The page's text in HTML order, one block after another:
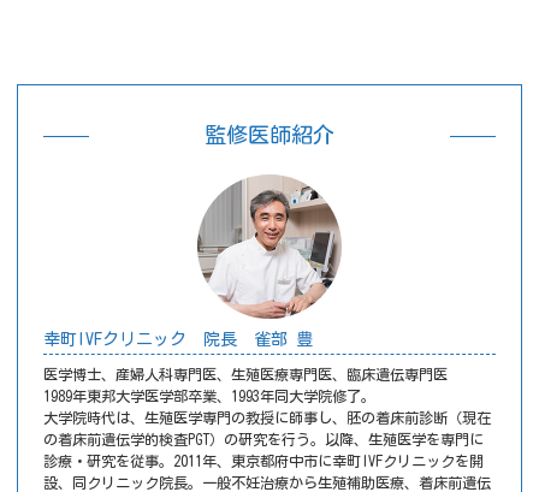
監修医師紹介
幸町IVFクリニック 院長 雀部 豊
医学博士、産婦人科専門医、生殖医療専門医、臨床遺伝専門医
1989年東邦大学医学部卒業、1993年同大学院修了。
大学院時代は、生殖医学専門の教授に師事し、胚の着床前診断（現在
の着床前遺伝学的検査PGT）の研究を行う。以降、生殖医学を専門に
診療・研究を従事。2011年、東京都府中市に幸町IVFクリニックを開
設、同クリニック院長。一般不妊治療から生殖補助医療、着床前遺伝